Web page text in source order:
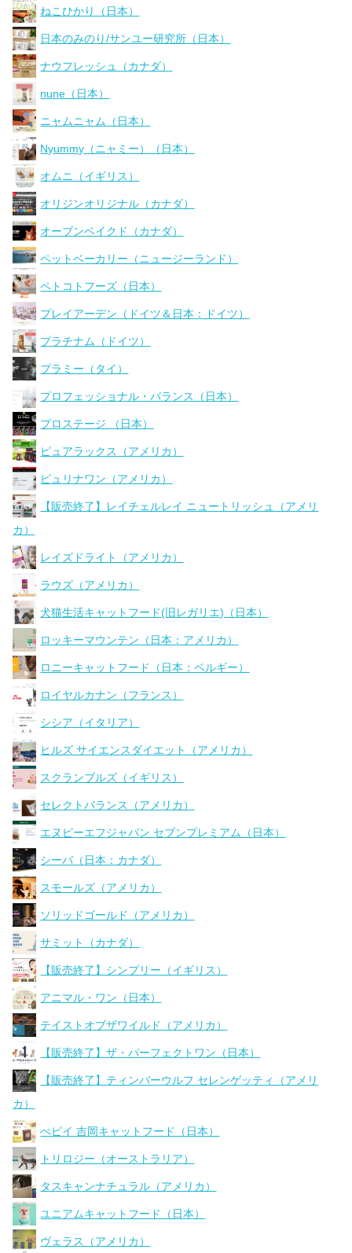
ねこひかり（日本）
日本のみのり/サンユー研究所（日本）
ナウフレッシュ（カナダ）
nune（日本）
ニャムニャム（日本）
Nyummy（ニャミー）（日本）
オムニ（イギリス）
オリジンオリジナル（カナダ）
オーブンベイクド（カナダ）
ペットベーカリー（ニュージーランド）
ペトコトフーズ（日本）
プレイアーデン（ドイツ＆日本：ドイツ）
プラチナム（ドイツ）
プラミー（タイ）
プロフェッショナル・バランス（日本）
プロステージ （日本）
ピュアラックス（アメリカ）
ピュリナワン（アメリカ）
【販売終了】レイチェルレイ ニュートリッシュ（アメリ
カ）
レイズドライト（アメリカ）
ラウズ（アメリカ）
犬猫生活キャットフード(旧レガリエ)（日本）
ロッキーマウンテン（日本：アメリカ）
ロニーキャットフード（日本：ベルギー）
ロイヤルカナン（フランス）
シシア（イタリア）
ヒルズ サイエンスダイエット（アメリカ）
スクランブルズ（イギリス）
セレクトバランス（アメリカ）
エヌピーエフジャパン セブンプレミアム（日本）
シーバ（日本：カナダ）
スモールズ（アメリカ）
ソリッドゴールド（アメリカ）
サミット（カナダ）
【販売終了】シンプリー（イギリス）
アニマル・ワン（日本）
テイストオブザワイルド（アメリカ）
【販売終了】ザ・パーフェクトワン（日本）
【販売終了】ティンバーウルフ セレンゲッティ（アメリ
カ）
ぺピイ 吉岡キャットフード（日本）
トリロジー（オーストラリア）
タスキャンナチュラル（アメリカ）
ユニアムキャットフード（日本）
ヴェラス（アメリカ）